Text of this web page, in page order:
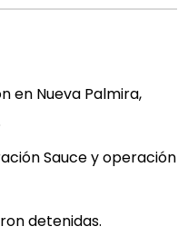
en Nueva Palmira,
Sauce y operación
detenidas.